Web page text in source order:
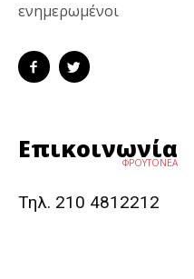
ενημερωμένοι
Επικοινωνία
ΦΡΟΥΤΟΝΕΑ
Τηλ. 210 4812212